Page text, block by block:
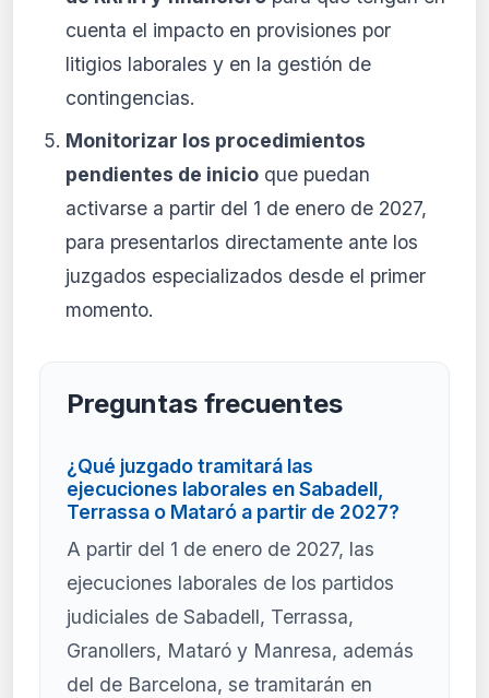
cuenta el impacto en provisiones por
litigios laborales y en la gestión de
contingencias.
Monitorizar los procedimientos
pendientes de inicio que puedan
activarse a partir del 1 de enero de 2027,
para presentarlos directamente ante los
juzgados especializados desde el primer
momento.
Preguntas frecuentes
¿Qué juzgado tramitará las
ejecuciones laborales en Sabadell,
Terrassa o Mataró a partir de 2027?
A partir del 1 de enero de 2027, las
ejecuciones laborales de los partidos
judiciales de Sabadell, Terrassa,
Granollers, Mataró y Manresa, además
del de Barcelona, se tramitarán en